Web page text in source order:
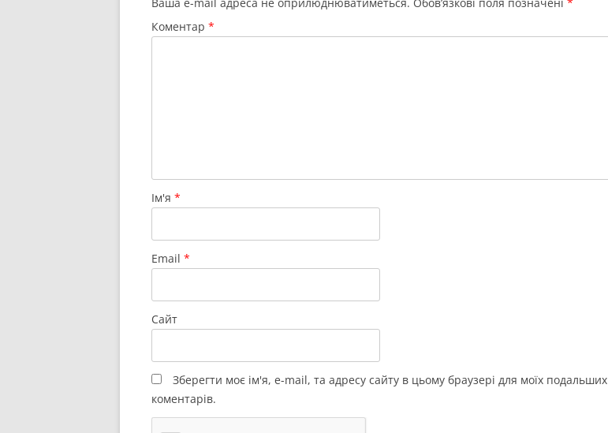
Коментар *
Ім'я *
Email *
Сайт
Зберегти моє ім'я, e-mail, та адресу сайту в цьому браузері для моїх подальших
коментарів.